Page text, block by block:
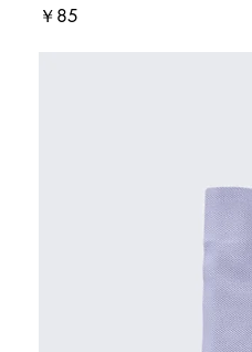
価格
￥85